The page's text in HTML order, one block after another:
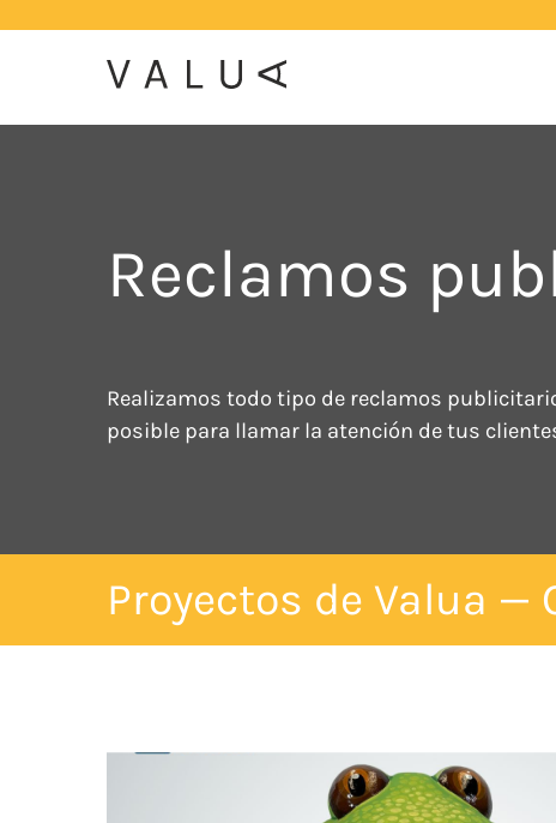
Reclamos
Realizamos todo tipo de reclamos
posible para llamar la atención de tus
Proyectos de Valua